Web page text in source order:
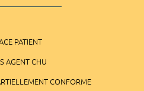
PATIENT
AGENT CHU
CONFORME